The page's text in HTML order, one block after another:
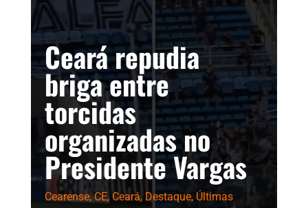
Ceará repudia
briga entre
torcidas
organizadas no
Presidente Vargas
Cearense,CE, Ceará, Destaque, Últimas